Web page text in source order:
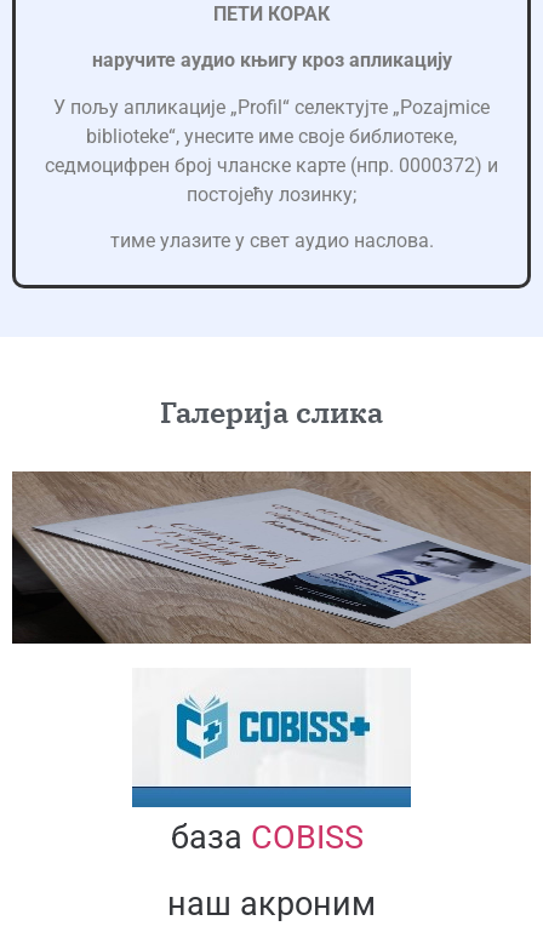
ПЕТИ КОРАК
наручите аудио књигу кроз апликацију
У пољу апликације „Profil“ селектујте „Pozajmice
biblioteke“, унесите име своје библиотеке,
седмоцифрен број чланске карте (нпр. 0000372) и
постојећу лозинку;
тиме улазите у свет аудио наслова.
Галерија слика
база COBISS
наш акроним